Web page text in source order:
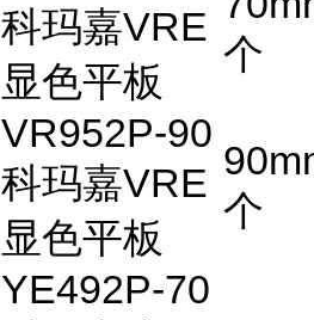
科玛嘉VRE
显色平板
个
VR952P-90
科玛嘉VRE
显色平板
个
YE492P-70